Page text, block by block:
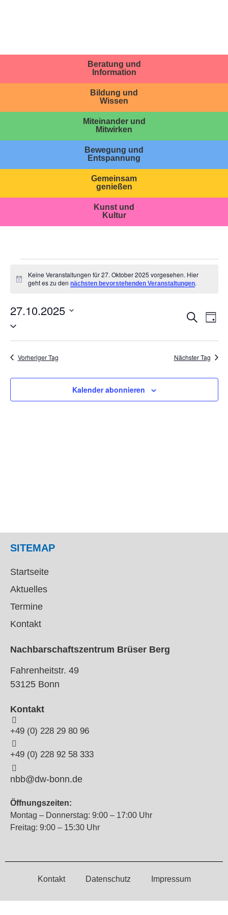
Beratung und
Information
Bildung und
Wissen
Miteinander und
Mitwirken
Bewegung und
Entspannung
Gemeinsam
genießen
Kunst und
Kultur
Hinweis
Keine Veranstaltungen für 27. Oktober 2025 vorgesehen. Hier
geht es zu dennächsten bevorstehenden Veranstaltungen.
UND
Suche
Tag
27.10.2025
Datum
Vorheriger Tag Nächster Tag
Kalender abonnieren
SITEMAP
Startseite
Aktuelles
Termine
Kontakt
Nachbarschaftszentrum Brüser Berg
Fahrenheitstr. 49
53125 Bonn
Kontakt
+49 (0) 228 29 80 96
+49 (0) 228 92 58 333
nbb@dw-bonn.de
Öffnungszeiten:
Montag – Donnerstag: 9:00 – 17:00 Uhr
Freitag: 9:00 – 15:30 Uhr
Kontakt Datenschutz Impressum